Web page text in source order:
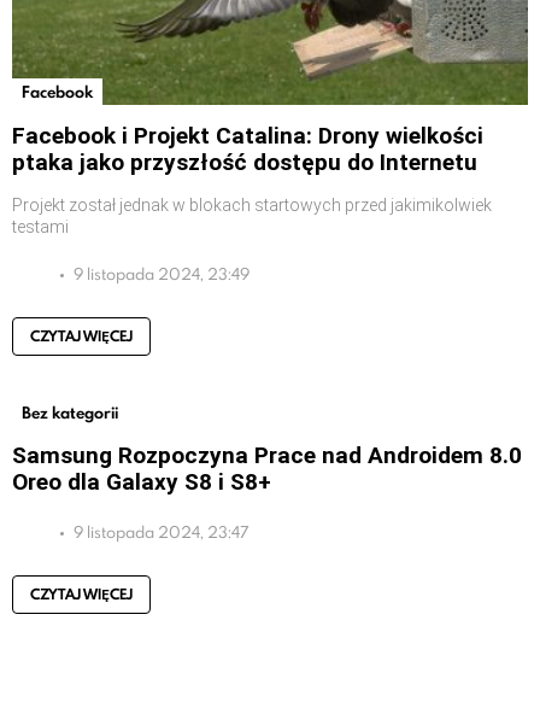
Facebook
Facebook i Projekt Catalina: Drony wielkości
ptaka jako przyszłość dostępu do Internetu
Projekt został jednak w blokach startowych przed jakimikolwiek
testami
9 listopada 2024, 23:49
CZYTAJ WIĘCEJ
Bez kategorii
Samsung Rozpoczyna Prace nad Androidem 8.0
Oreo dla Galaxy S8 i S8+
9 listopada 2024, 23:47
CZYTAJ WIĘCEJ